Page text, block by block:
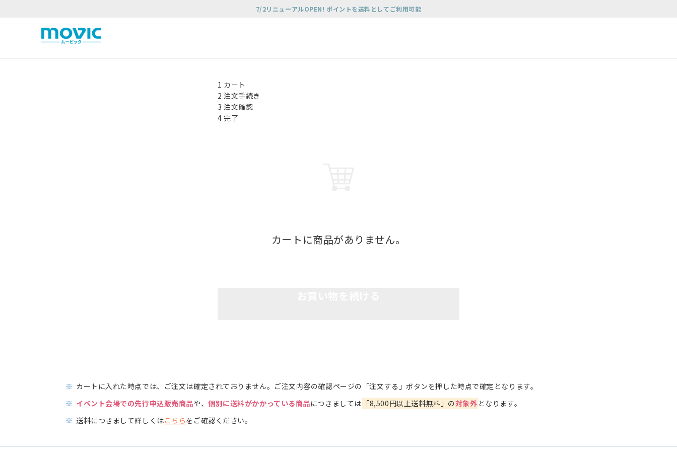
7/2リニューアルOPEN! ポイントを送料としてご利用可能
1 カート
2 注文手続き
3 注文確認
4 完了
カートに商品がありません。
※ カートに入れた時点では、ご注文は確定されておりません。ご注文内容の確認ページの「注文する」ボタンを押した時点で確定となります。
※ イベント会場での先行申込販売商品や、個別に送料がかかっている商品につきましては 「8,500円以上送料無料」の対象外 となります。
※ 送料につきまして詳しくはこちらをご確認ください。